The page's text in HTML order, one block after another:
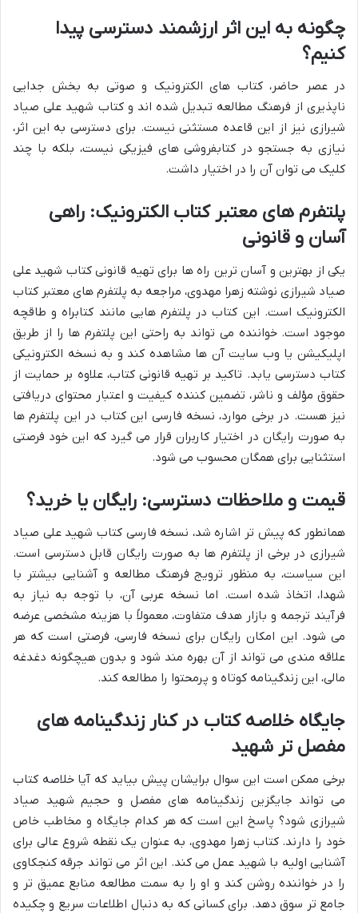
چگونه به این اثر ارزشمند دسترسی پیدا
کنیم؟
در عصر حاضر، کتاب های الکترونیک و صوتی به بخش جدایی
ناپذیری از فرهنگ مطالعه تبدیل شده اند و کتاب شهید علی صیاد
شیرازی نیز از این قاعده مستثنی نیست. برای دسترسی به این اثر،
نیازی به جستجو در کتابفروشی های فیزیکی نیست، بلکه با چند
کلیک می توان آن را در اختیار داشت.
پلتفرم های معتبر کتاب الکترونیک: راهی
آسان و قانونی
یکی از بهترین و آسان ترین راه ها برای تهیه قانونی کتاب شهید علی
صیاد شیرازی نوشته زهرا مهدوی، مراجعه به پلتفرم های معتبر کتاب
الکترونیک است. این کتاب در پلتفرم هایی مانند کتابراه و طاقچه
موجود است. خواننده می تواند به راحتی این پلتفرم ها را از طریق
اپلیکیشن یا وب سایت آن ها مشاهده کند و به نسخه الکترونیکی
کتاب دسترسی یابد. تاکید بر تهیه قانونی کتاب، علاوه بر حمایت از
حقوق مؤلف و ناشر، تضمین کننده کیفیت و اعتبار محتوای دریافتی
نیز هست. در برخی موارد، نسخه فارسی این کتاب در این پلتفرم ها
به صورت رایگان در اختیار کاربران قرار می گیرد که این خود فرصتی
استثنایی برای همگان محسوب می شود.
قیمت و ملاحظات دسترسی: رایگان یا خرید؟
همانطور که پیش تر اشاره شد، نسخه فارسی کتاب شهید علی صیاد
شیرازی در برخی از پلتفرم ها به صورت رایگان قابل دسترسی است.
این سیاست، به منظور ترویج فرهنگ مطالعه و آشنایی بیشتر با
شهدا، اتخاذ شده است. اما نسخه عربی آن، با توجه به نیاز به
فرآیند ترجمه و بازار هدف متفاوت، معمولاً با هزینه مشخصی عرضه
می شود. این امکان رایگان برای نسخه فارسی، فرصتی است که هر
علاقه مندی می تواند از آن بهره مند شود و بدون هیچگونه دغدغه
مالی، این زندگینامه کوتاه و پرمحتوا را مطالعه کند.
جایگاه خلاصه کتاب در کنار زندگینامه های
مفصل تر شهید
برخی ممکن است این سوال برایشان پیش بیاید که آیا خلاصه کتاب
می تواند جایگزین زندگینامه های مفصل و حجیم شهید صیاد
شیرازی شود؟ پاسخ این است که هر کدام جایگاه و مخاطب خاص
خود را دارند. کتاب زهرا مهدوی، به عنوان یک نقطه شروع عالی برای
آشنایی اولیه با شهید عمل می کند. این اثر می تواند جرقه کنجکاوی
را در خواننده روشن کند و او را به سمت مطالعه منابع عمیق تر و
جامع تر سوق دهد. برای کسانی که به دنبال اطلاعات سریع و چکیده